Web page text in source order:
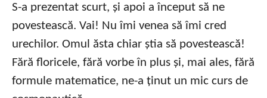
S-a prezentat scurt, și apoi a început să ne
povestească. Vai! Nu îmi venea să îmi cred
urechilor. Omul ăsta chiar știa să povestească!
Fără floricele, fără vorbe în plus și, mai ales, fără
formule matematice, ne-a ținut un mic curs de